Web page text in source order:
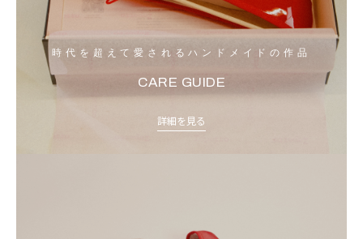
時代を超えて愛されるハンドメイドの作品
CARE GUIDE
詳細を見る